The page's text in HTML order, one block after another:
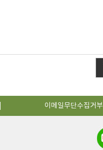
이메일무단수집거부